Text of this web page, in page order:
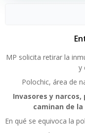
MP solicita retirar la
y
Polochic, área de
Invasores y narcos,
caminan de
En qué se equivoca la